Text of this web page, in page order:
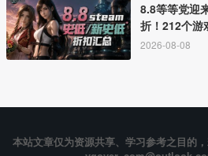
8.8等等党迎
折！212个游
2026-08-08
本站文章仅为资源共享、学习参考之目的